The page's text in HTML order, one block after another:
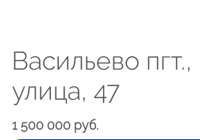
Васильево пгт.,
улица, 47
1 500 000 руб.